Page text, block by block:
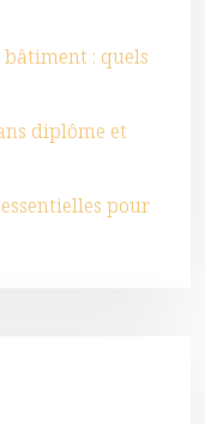
: quels
diplôme et
pour